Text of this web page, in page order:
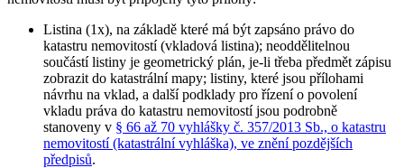
Listina (1x), na základě které má být zapsáno právo do
katastru nemovitostí (vkladová listina); neoddělitelnou
součástí listiny je geometrický plán, je-li třeba předmět zápisu
zobrazit do katastrální mapy; listiny, které jsou přílohami
návrhu na vklad, a další podklady pro řízení o povolení
vkladu práva do katastru nemovitostí jsou podrobně
stanoveny v § 66 až 70 vyhlášky č. 357/2013 Sb., o katastru
nemovitostí (katastrální vyhláška), ve znění pozdějších
předpisů.